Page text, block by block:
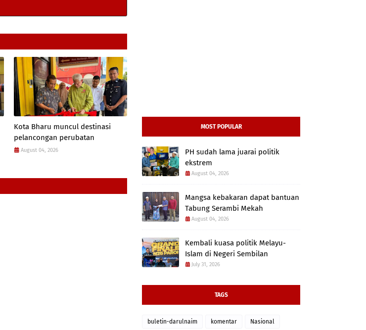
Kota Bharu muncul destinasi
pelancongan perubatan
August 04, 2026
MOST POPULAR
PH sudah lama juarai politik
ekstrem
August 04, 2026
Mangsa kebakaran dapat bantuan
Tabung Serambi Mekah
August 04, 2026
Kembali kuasa politik Melayu-
Islam di Negeri Sembilan
July 31, 2026
TAGS
buletin-darulnaim komentar Nasional